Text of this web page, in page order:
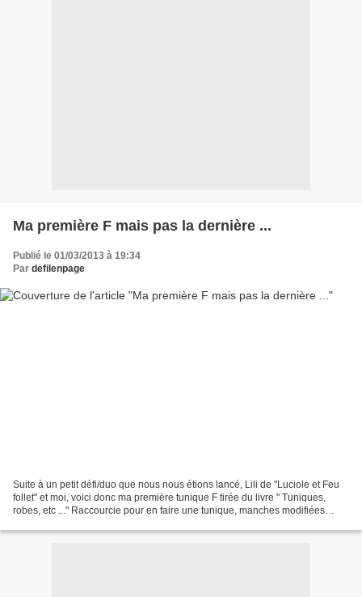
Ma première F mais pas la dernière ...
Publié le 01/03/2013 à 19:34
Par defilenpage
Suite à un petit défi/duo que nous nous étions lancé, Lili de "Luciole et Feu
follet" et moi, voici donc ma première tunique F tirée du livre " Tuniques,
robes, etc ..." Raccourcie pour en faire une tunique, manches modifiées